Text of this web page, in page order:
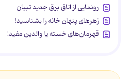
رونمایی از اتاق برق جدید تبیان
زهرهای پنهان خانه را بشناسید!
قهرمان‌های خسته یا والدین مفید!